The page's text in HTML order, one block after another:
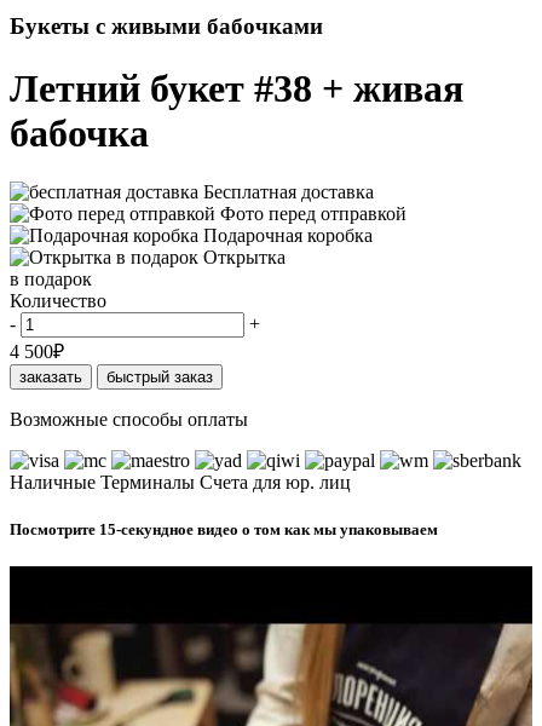
Букеты с живыми бабочками
Летний букет #38 + живая
бабочка
Бесплатная доставка
Фото перед отправкой
Подарочная коробка
Открытка
в подарок
Количество
-
+
4 500₽
заказать быстрый заказ
Возможные способы оплаты
Наличные Терминалы Счета для юр. лиц
Посмотрите 15-секундное видео о том как мы упаковываем